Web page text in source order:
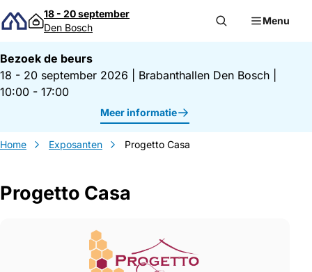
Direct naar inhoud
18 - 20 september
Den Bosch
Menu
Bezoek de beurs
18 - 20 september 2026
Brabanthallen Den Bosch
10:00 - 17:00
Meer informatie
Home Exposanten Progetto Casa
Progetto Casa
Gegevens Progetto Casa